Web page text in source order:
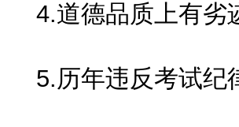
4.道德品质上有劣
5.历年违反考试纪